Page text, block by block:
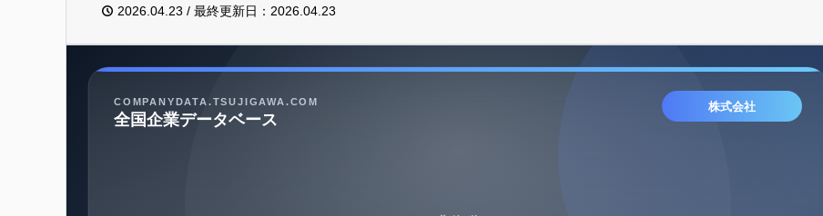
2026.04.23 / 最終更新日：2026.04.23